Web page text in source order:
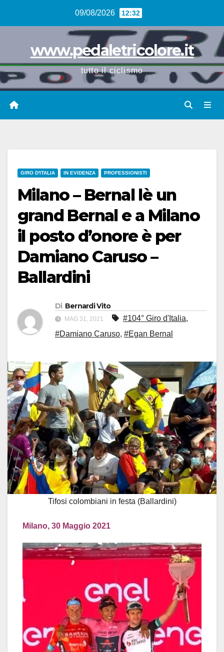
09/08/2026 12:32
www.pedaletricolore.it
tutto il ciclismo
GIRO D'ITALIA IN EVIDENZA PROFESSIONISTI
Milano – Bernal lè un
grand Bernal e a Milano
il posto d’onore è per
Damiano Caruso –
Ballardini
Di Bernardi Vito
MAG 31, 2021 #104° Giro d'Italia,
#Damiano Caruso, #Egan Bernal
Tifosi colombiani in festa (Ballardini)
Milano, 30 Maggio 2021